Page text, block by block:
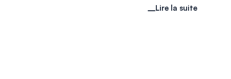
Lire la suite